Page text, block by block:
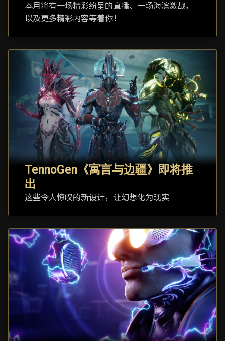
本月将有一场精彩纷呈的直播、一场海滨激战，
以及更多精彩内容等着你！
TennoGen《寓言与边疆》即将推
出
这些令人惊叹的新设计，让幻想化为现实